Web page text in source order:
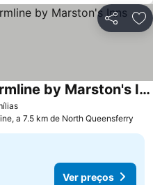
Partilhar
Ver preços
Sweet Chestnut, Dunfermline by Marston's Inns
a 7.5 km de North Queensferry
Ver preços